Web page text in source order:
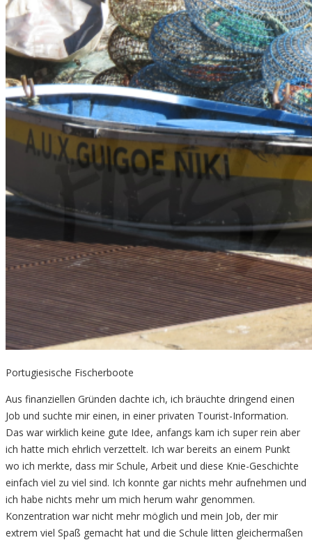
Portugiesische Fischerboote
Aus finanziellen Gründen dachte ich, ich bräuchte dringend einen
Job und suchte mir einen, in einer privaten Tourist-Information.
Das war wirklich keine gute Idee, anfangs kam ich super rein aber
ich hatte mich ehrlich verzettelt. Ich war bereits an einem Punkt
wo ich merkte, dass mir Schule, Arbeit und diese Knie-Geschichte
einfach viel zu viel sind. Ich konnte gar nichts mehr aufnehmen und
ich habe nichts mehr um mich herum wahr genommen.
Konzentration war nicht mehr möglich und mein Job, der mir
extrem viel Spaß gemacht hat und die Schule litten gleichermaßen